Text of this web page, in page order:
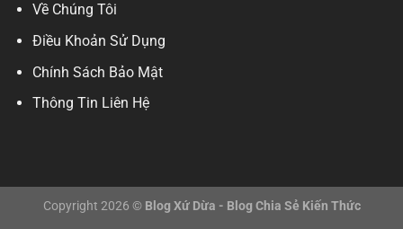
Về Chúng Tôi
Điều Khoản Sử Dụng
Chính Sách Bảo Mật
Thông Tin Liên Hệ
Copyright 2026 © Blog Xứ Dừa - Blog Chia Sẻ Kiến Thức